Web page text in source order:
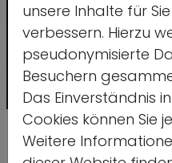
unsere Inhalte für
verbessern. Hierzu
pseudonymisierte
Besuchern
Das Einverständnis
Cookies können Sie
Weitere